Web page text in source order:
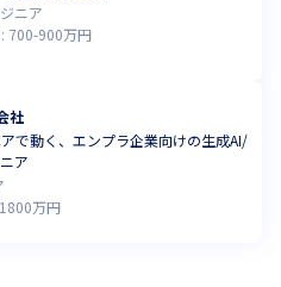
ニア
700-900万円
社
で動く、エンプラ企業向けの生成AI/
ア
1800万円